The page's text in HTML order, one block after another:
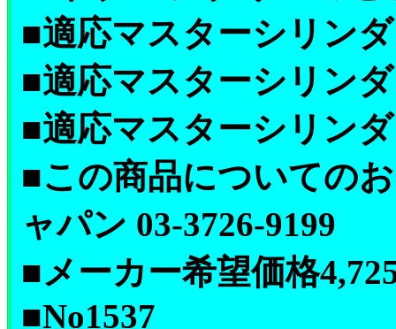
■適応マスターシリンダ
■適応マスターシリンダ
■適応マスターシリンダ
■この商品についての
ャパン 03-3726-9199
■メーカー希望価格
■No1537